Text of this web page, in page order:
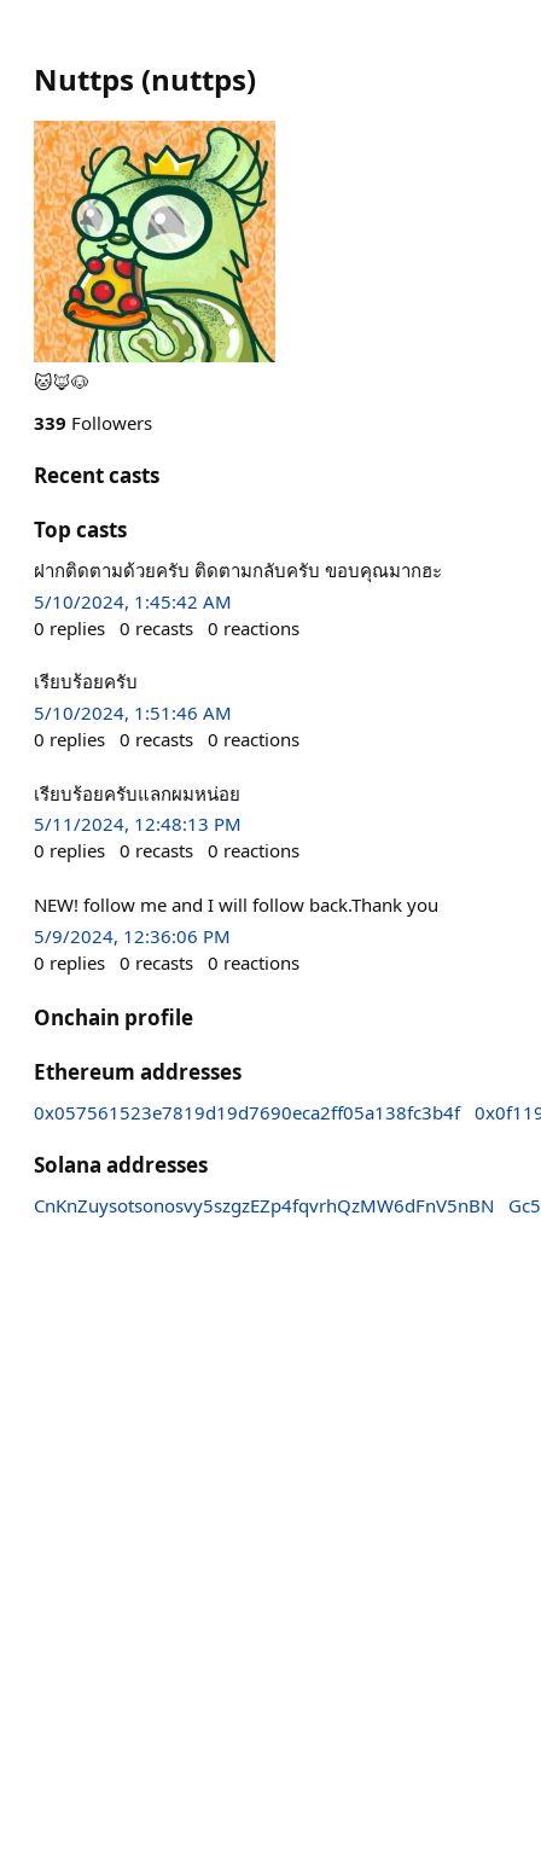
Nuttps (nuttps)
🐱🦊🐶
339 Followers
Recent casts
Top casts
ฝากติดตามด้วยครับ ติดตามกลับครับ ขอบคุณมากฮะ
5/10/2024, 1:45:42 AM
0 replies 0 recasts 0 reactions
เรียบร้อยครับ
5/10/2024, 1:51:46 AM
0 replies 0 recasts 0 reactions
เรียบร้อยครับแลกผมหน่อย
5/11/2024, 12:48:13 PM
0 replies 0 recasts 0 reactions
NEW! follow me and I will follow back.Thank you
5/9/2024, 12:36:06 PM
0 replies 0 recasts 0 reactions
Onchain profile
Ethereum addresses
0x057561523e7819d19d7690eca2ff05a138fc3b4f
Solana addresses
CnKnZuysotsonosvy5szgzEZp4fqvrhQzMW6dFnV5nBN